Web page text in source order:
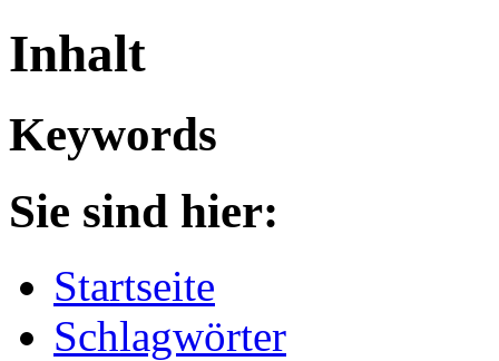
Inhalt
Keywords
Sie sind hier:
Startseite
Schlagwörter